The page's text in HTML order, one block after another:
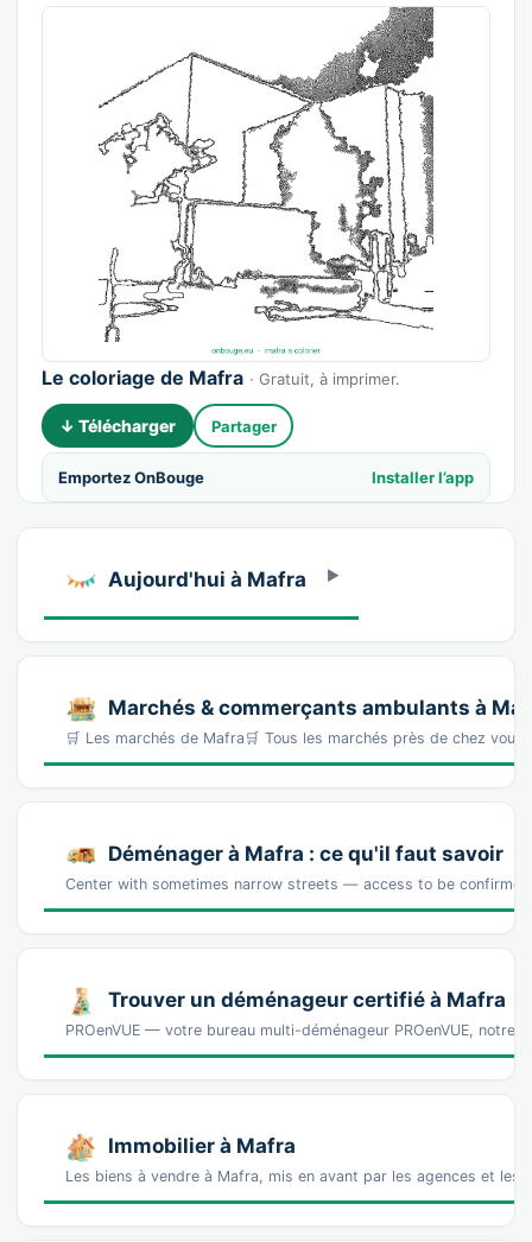
Le coloriage de Mafra · Gratuit, à imprimer.
↓ Télécharger Partager
Emportez OnBouge Installer l’app
Aujourd'hui à Mafra
Marchés & commerçants ambulants à
🛒 Les marchés de Mafra🛒 Tous les marchés près de chez
Déménager à Mafra : ce qu'il faut savoir
Center with sometimes narrow streets — access to be
Trouver un déménageur certifié à Mafra
PROenVUE — votre bureau multi-déménageur PROenVUE, notre
Immobilier à Mafra
Les biens à vendre à Mafra, mis en avant par les agences et les